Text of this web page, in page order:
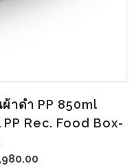
าดำ PP 850ml
Rec. Food Box-
Price